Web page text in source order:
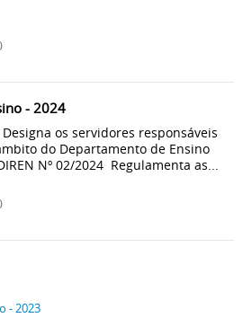
- 2024
Designa os servidores responsáveis
do Departamento de Ensino
Nº 02/2024 Regulamenta as...
- 2023